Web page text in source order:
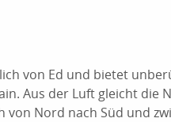
von Ed und bietet
Aus der Luft gleicht die
von Nord nach Süd und